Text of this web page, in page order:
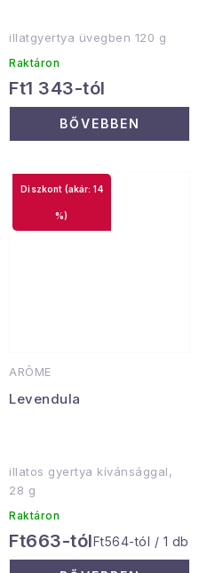
illatgyertya üvegben 120 g
Raktáron
Ft1 343-tól
BŐVEBBEN
ARÔME
Levendula
(akár: 14
%)
illatos gyertya kívánsággal,
28 g
Raktáron
Ft663-tólEgységár:
Ft564-tól / 1 db